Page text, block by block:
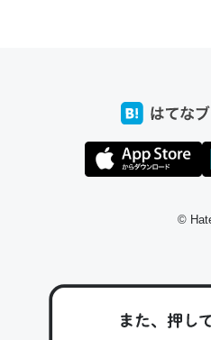
で、気になる場合はにんにく
─野菜が止まらなくなる南フランス
ース」の作り方をビストロ居酒屋
スペインにもアリオリソース
けど、読み方が違うだけで同
©